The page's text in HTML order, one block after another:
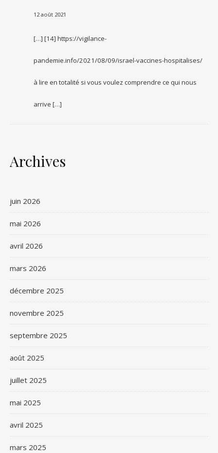
12 août 2021
[…] [14] https://vigilance-
pandemie.info/2021/08/09/israel-vaccines-hospitalises/
à lire en totalité si vous voulez comprendre ce qui nous
arrive […]
Archives
juin 2026
mai 2026
avril 2026
mars 2026
décembre 2025
novembre 2025
septembre 2025
août 2025
juillet 2025
mai 2025
avril 2025
mars 2025